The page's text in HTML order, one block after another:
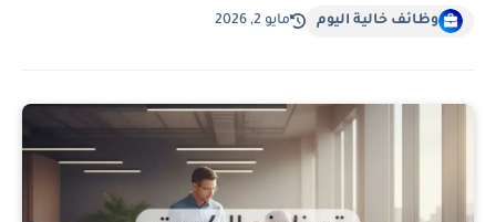
وظائف خالية اليوم مايو 2, 2026